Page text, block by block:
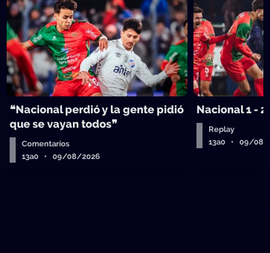
❝Nacional perdió y la gente pidió
que se vayan todos❞
Comentarios
13a0 • 09/08/2026
Nacional 1 -
Replay
13a0 • 09/08/